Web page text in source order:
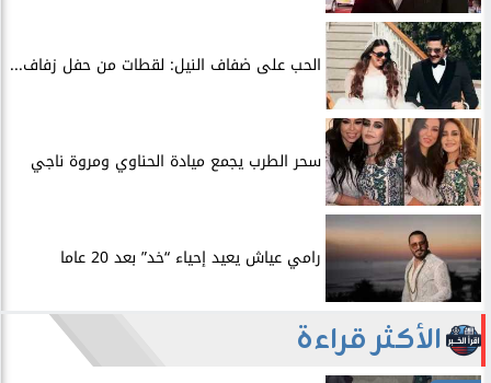
الحب على ضفاف النيل: لقطات من حفل زفاف...
سحر الطرب يجمع ميادة الحناوي ومروة ناجي
رامي عياش يعيد إحياء “خد” بعد 20 عاما
الأكثر قراءة